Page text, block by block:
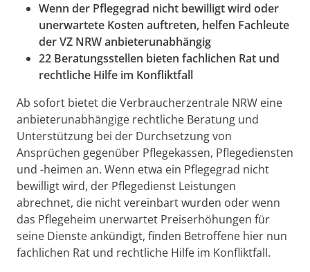
Wenn der Pflegegrad nicht bewilligt wird oder
unerwartete Kosten auftreten, helfen Fachleute
der VZ NRW anbieterunabhängig
22 Beratungsstellen bieten fachlichen Rat und
rechtliche Hilfe im Konfliktfall
Ab sofort bietet die Verbraucherzentrale NRW eine
anbieterunabhängige rechtliche Beratung und
Unterstützung bei der Durchsetzung von
Ansprüchen gegenüber Pflegekassen, Pflegediensten
und -heimen an. Wenn etwa ein Pflegegrad nicht
bewilligt wird, der Pflegedienst Leistungen
abrechnet, die nicht vereinbart wurden oder wenn
das Pflegeheim unerwartet Preiserhöhungen für
seine Dienste ankündigt, finden Betroffene hier nun
fachlichen Rat und rechtliche Hilfe im Konfliktfall.